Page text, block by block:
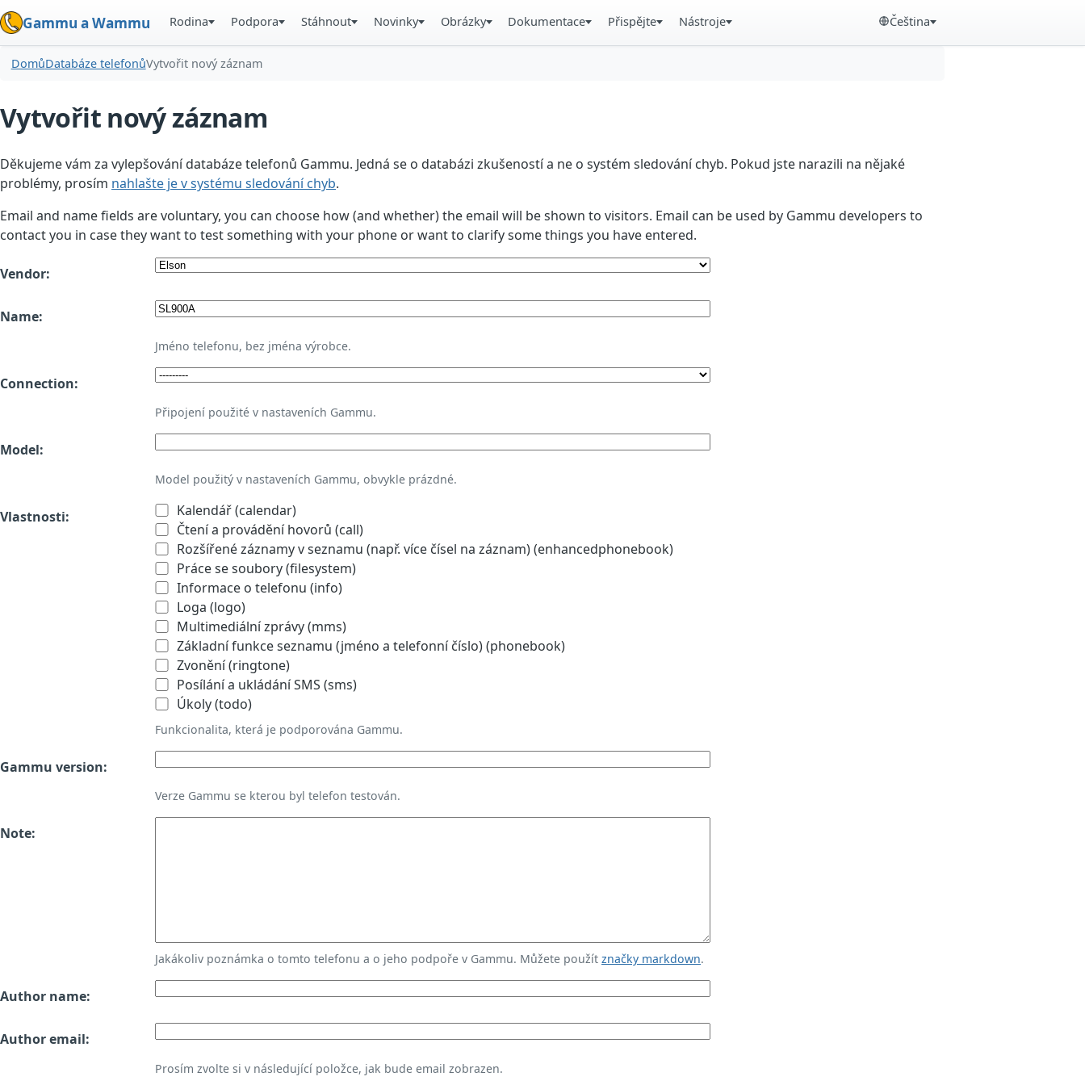
Gammu a Wammu Rodina Podpora Stáhnout Novinky Obrázky Dokumentace Přispějte Nástroje Čeština
DomůDatabáze telefonůVytvořit nový záznam
Vytvořit nový záznam
Děkujeme vám za vylepšování databáze telefonů Gammu. Jedná se o databázi zkušeností a ne o systém sledování chyb. Pokud jste narazili na nějaké
problémy, prosím nahlašte je v systému sledování chyb.
Email and name fields are voluntary, you can choose how (and whether) the email will be shown to visitors. Email can be used by Gammu developers to
contact you in case they want to test something with your phone or want to clarify some things you have entered.
Vendor:
Name:
Jméno telefonu, bez jména výrobce.
Connection:
Připojení použité v nastaveních Gammu.
Model:
Model použitý v nastaveních Gammu, obvykle prázdné.
Vlastnosti:
Kalendář (calendar)
Čtení a provádění hovorů (call)
Rozšířené záznamy v seznamu (např. více čísel na záznam) (enhancedphonebook)
Práce se soubory (filesystem)
Informace o telefonu (info)
Loga (logo)
Multimediální zprávy (mms)
Základní funkce seznamu (jméno a telefonní číslo) (phonebook)
Zvonění (ringtone)
Posílání a ukládání SMS (sms)
Úkoly (todo)
Funkcionalita, která je podporována Gammu.
Gammu version:
Verze Gammu se kterou byl telefon testován.
Note:
Jakákoliv poznámka o tomto telefonu a o jeho podpoře v Gammu. Můžete použít značky markdown.
Author name:
Author email:
Prosím zvolte si v následující položce, jak bude email zobrazen.